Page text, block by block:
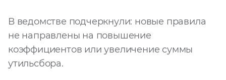
В ведомстве подчеркнули: новые правила
не направлены на повышение
коэффициентов или увеличение суммы
утильсбора.
Запросить расчёт